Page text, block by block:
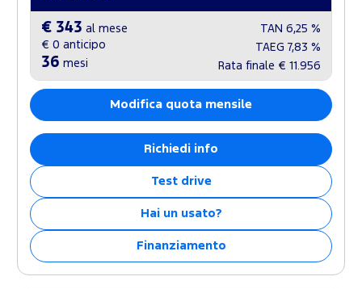
€ 343 al mese
€ 0 anticipo
36 mesi
TAN 6,25 %
TAEG 7,83 %
Rata finale € 11.956
Modifica quota mensile
Richiedi info
Test drive
Hai un usato?
Finanziamento